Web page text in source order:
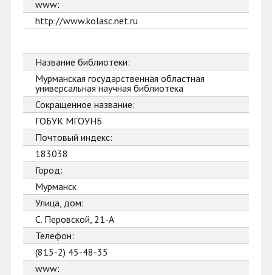
www:
http://www.kolasc.net.ru
Название библиотеки:
Мурманская государственная областная
универсальная научная библиотека
Сокращенное название:
ГОБУК МГОУНБ
Почтовый индекс:
183038
Город:
Мурманск
Улица, дом:
С. Перовской, 21-А
Телефон:
(815-2) 45-48-35
www: